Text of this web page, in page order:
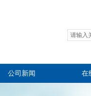
公司新闻 在